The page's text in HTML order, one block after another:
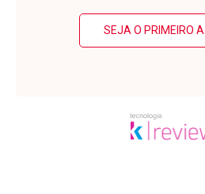
SEJA O PRIMEIRO